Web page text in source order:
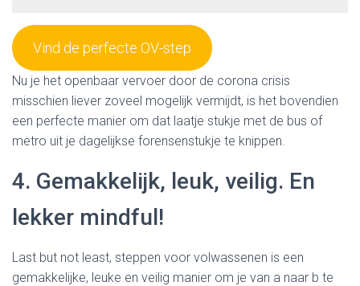
Vind de perfecte OV-step
Nu je het openbaar vervoer door de corona crisis
misschien liever zoveel mogelijk vermijdt, is het bovendien
een perfecte manier om dat laatje stukje met de bus of
metro uit je dagelijkse forensenstukje te knippen.
4. Gemakkelijk, leuk, veilig. En
lekker mindful!
Last but not least, steppen voor volwassenen is een
gemakkelijke, leuke en veilig manier om je van a naar b te